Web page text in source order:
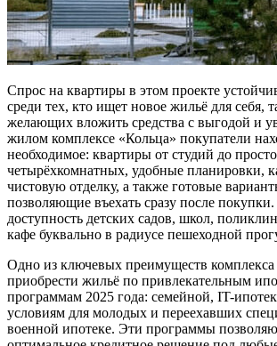
Спрос на квартиры в этом проекте
среди тех, кто ищет новое жильё для себя,
желающих вложить средства с выгодой и
жилом комплексе «Кольца» покупатели
необходимое: квартиры от студий до
четырёхкомнатных, удобные планировки,
чистовую отделку, а также готовые
позволяющие въехать сразу после
доступность детских садов, школ,
кафе буквально в радиусе пешеходной
Одно из ключевых преимуществ
приобрести жильё по привлекательным
программам 2025 года: семейной, IT-
условиям для молодых и переехавших
военной ипотеке. Эти программы